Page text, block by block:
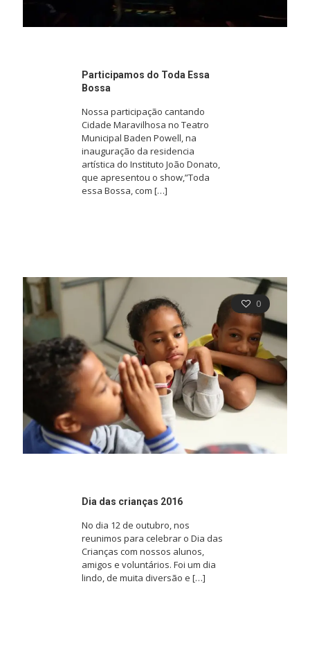
Participamos do Toda Essa
Bossa
Nossa participação cantando
Cidade Maravilhosa no Teatro
Municipal Baden Powell, na
inauguração da residencia
artística do Instituto João Donato,
que apresentou o show,”Toda
essa Bossa, com […]
0
Dia das crianças 2016
No dia 12 de outubro, nos
reunimos para celebrar o Dia das
Crianças com nossos alunos,
amigos e voluntários. Foi um dia
lindo, de muita diversão e […]